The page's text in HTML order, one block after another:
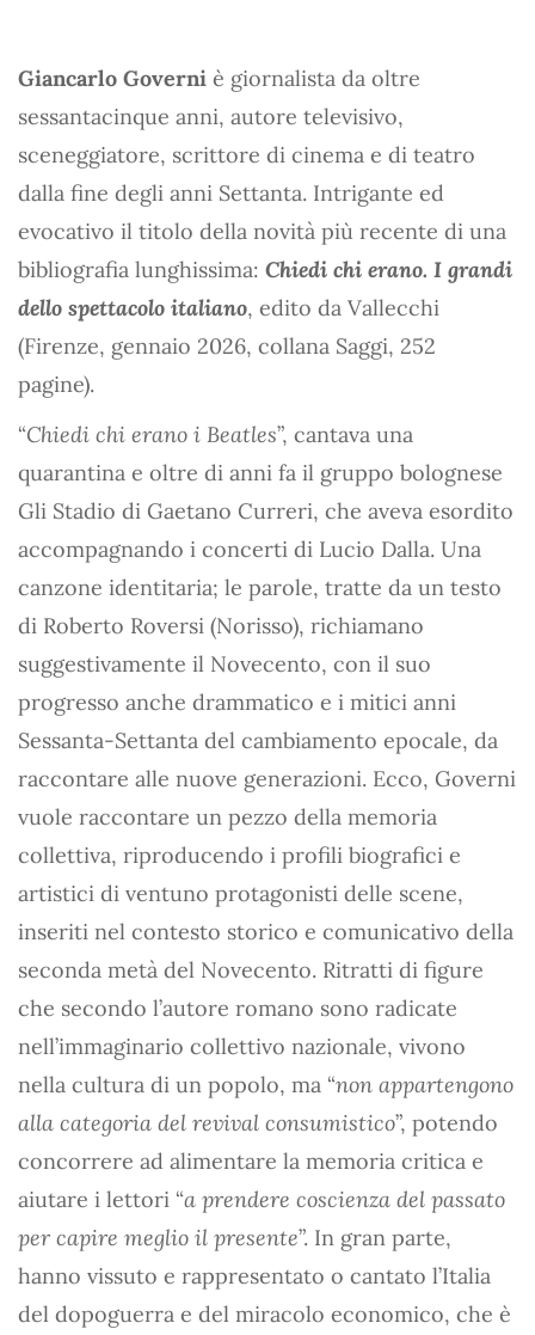
Giancarlo Governi è giornalista da oltre
sessantacinque anni, autore televisivo,
sceneggiatore, scrittore di cinema e di teatro
dalla fine degli anni Settanta. Intrigante ed
evocativo il titolo della novità più recente di una
bibliografia lunghissima: Chiedi chi erano. I grandi
dello spettacolo italiano, edito da Vallecchi
(Firenze, gennaio 2026, collana Saggi, 252
pagine).
“Chiedi chi erano i Beatles”, cantava una
quarantina e oltre di anni fa il gruppo bolognese
Gli Stadio di Gaetano Curreri, che aveva esordito
accompagnando i concerti di Lucio Dalla. Una
canzone identitaria; le parole, tratte da un testo
di Roberto Roversi (Norisso), richiamano
suggestivamente il Novecento, con il suo
progresso anche drammatico e i mitici anni
Sessanta-Settanta del cambiamento epocale, da
raccontare alle nuove generazioni. Ecco, Governi
vuole raccontare un pezzo della memoria
collettiva, riproducendo i profili biografici e
artistici di ventuno protagonisti delle scene,
inseriti nel contesto storico e comunicativo della
seconda metà del Novecento. Ritratti di figure
che secondo l’autore romano sono radicate
nell’immaginario collettivo nazionale, vivono
nella cultura di un popolo, ma “non appartengono
alla categoria del revival consumistico”, potendo
concorrere ad alimentare la memoria critica e
aiutare i lettori “a prendere coscienza del passato
per capire meglio il presente”. In gran parte,
hanno vissuto e rappresentato o cantato l’Italia
del dopoguerra e del miracolo economico, che è